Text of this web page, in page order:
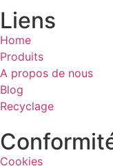
Liens
Home
Produits
A propos de nous
Blog
Recyclage
Cookies